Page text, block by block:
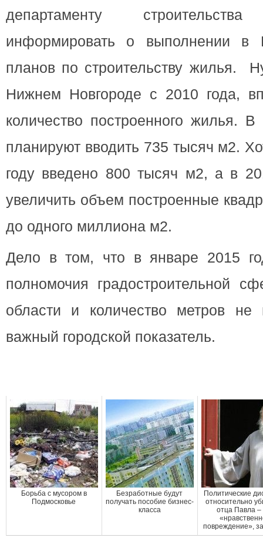
департаменту
информировать о выполнении в
планов по строительству жилья.
Нижнем Новгороде с 2010 года,
количество построенного жилья.
планируют вводить 735 тысяч м2.
году введено 800 тысяч м2, а в
увеличить объем построенные
до одного миллиона м2.
Дело в том, что в январе 2015
полномочия градостроительной
области и количество метров не
важный городской показатель.
Борьба с мусором в
Подмосковье
Безработные будут
получать пособие бизнес-
класса
Политические
относительно
отца Павла –
повреждение»,
...